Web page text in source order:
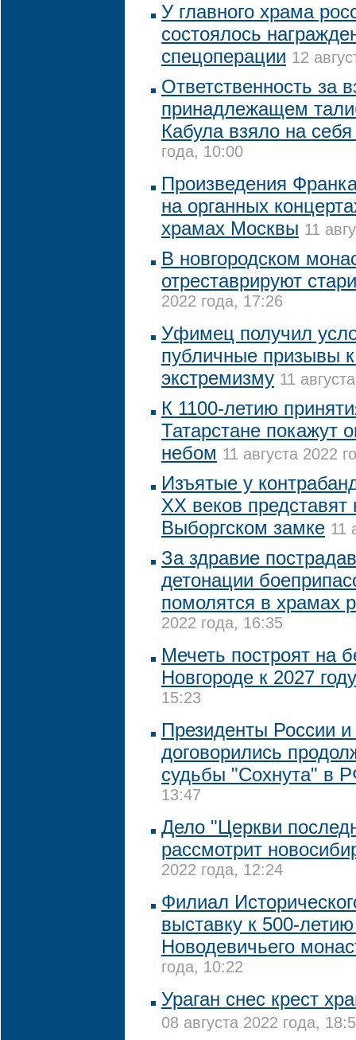
У главного храма
состоялось
спецоперации 12
Ответственность за
принадлежащем
Кабула взяло на
года, 10:00
Произведения
на органных
храмах Москвы 11
В новгородском
отреставрируют
2022 года, 17:26
Уфимец получил
публичные призывы
экстремизму 11
К 1100-летию
Татарстане покажут
небом 11 августа 2022
Изъятые у
XX веков
Выборгском замке 11
За здравие
детонации
помолятся в храмах
2022 года, 16:35
Мечеть построят на
Новгороде к 2027 году
15:23
Президенты России
договорились
судьбы "Сохнута" в
13:47
Дело "Церкви
рассмотрит
2022 года, 12:24
Филиал
выставку к 500-
Новодевичьего
года, 10:22
Ураган снес крест
08 августа 2022 года,